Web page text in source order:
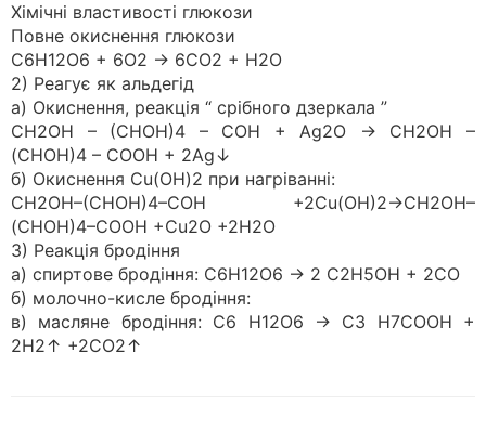
Хімічні властивості глюкози
Повне окиснення глюкози
C6H12O6 + 6O2 → 6CO2 + H2O
2) Реагує як альдегід
а) Окиснення, реакція “ срібного дзеркала ”
СН2ОН – (СНОН)4 – СОН + Ag2O → СН2ОН –
(СНОН)4 – СООН + 2Ag↓
б) Окиснення Cu(OH)2 при нагріванні:
СН2ОН–(СНОН)4–СОН +2Сu(ОН)2→СН2ОН–
(СНОН)4–СООН +Сu2О +2Н2О
3) Реакція бродіння
а) спиртове бродіння: С6Н12О6 → 2 С2Н5ОН + 2СО
б) молочно-кисле бродіння:
в) масляне бродіння: С6 Н12О6 → С3 Н7СООН +
2Н2↑ +2СО2↑